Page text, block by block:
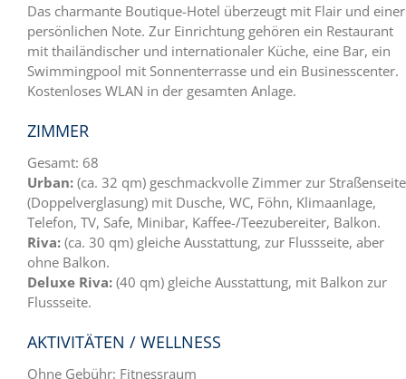
Das charmante Boutique-Hotel überzeugt mit Flair und einer
persönlichen Note. Zur Einrichtung gehören ein Restaurant
mit thailändischer und internationaler Küche, eine Bar, ein
Swimmingpool mit Sonnenterrasse und ein Businesscenter.
Kostenloses WLAN in der gesamten Anlage.
ZIMMER
Gesamt: 68
Urban: (ca. 32 qm) geschmackvolle Zimmer zur Straßenseite
(Doppelverglasung) mit Dusche, WC, Föhn, Klimaanlage,
Telefon, TV, Safe, Minibar, Kaffee-/Teezubereiter, Balkon.
Riva: (ca. 30 qm) gleiche Ausstattung, zur Flussseite, aber
ohne Balkon.
Deluxe Riva: (40 qm) gleiche Ausstattung, mit Balkon zur
Flussseite.
AKTIVITÄTEN / WELLNESS
Ohne Gebühr: Fitnessraum